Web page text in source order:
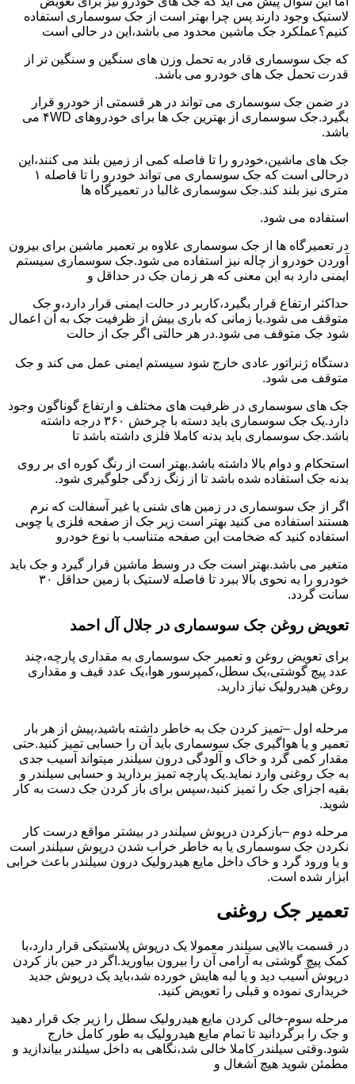
لاستیک وجود دارند پس چرا بهتر است از جک سوسماری استفاده
کنیم؟عملکرد جک ماشین محدود می باشد،این در حالی است
که جک سوسماری قادر به تحمل وزن های سنگین و سنگین تر از
قدرت تحمل جک های خودرو می باشد.
در ضمن جک سوسماری می تواند در هر قسمتی از خودرو قرار
بگیرد.جک سوسماری از بهترین جک ها برای خودروهای ۴WD می
باشد.
جک های ماشین،خودرو را تا فاصله کمی از زمین بلند می کنند،این
درحالی است که جک سوسماری می تواند خودرو را تا فاصله ۱
متری نیز بلند کند.جک سوسماری غالبا در تعمیرگاه ها
استفاده می شود.
در تعمیرگاه ها از جک سوسماری علاوه بر تعمیر ماشین برای بیرون
آوردن خودرو از چاله نیز استفاده می شود.جک سوسماری سیستم
ایمنی دارد به این معنی که هر زمان جک در حداقل و
حداکثر ارتفاع قرار بگیرد،کاربر در حالت ایمنی قرار دارد،و جک
متوقف می شود.یا زمانی که باری بیش از ظرفیت جک به آن اعمال
شود جک متوقف می شود.در هر حالتی اگر جک از حالت
دستگاه ژنراتور عادی خارج شود سیستم ایمنی عمل می کند و جک
متوقف می شود.
جک های سوسماری در ظرفیت های مختلف و ارتفاع گوناگون وجود
دارد.یک جک سوسماری باید دسته با چرخش ۳۶۰ درجه داشته
باشد.جک سوسماری باید بدنه کاملا فلزی داشته باشد تا
استحکام و دوام بالا داشته باشد.بهتر است از رنگ کوره ای بر روی
بدنه جک استفاده شده باشد تا از زنگ زدگی جلوگیری شود.
اگر از جک سوسماری در زمین های شنی یا غیر آسفالت که نرم
هستند استفاده می کنید بهتر است زیر جک از صفحه فلزی یا چوبی
استفاده کنید که ضخامت این صفحه متناسب با نوع خودرو
متغیر می باشد.بهتر است جک در وسط ماشین قرار گیرد و جک باید
خودرو را به نحوی بالا ببرد تا فاصله لاستیک با زمین حداقل ۳۰
سانت گردد.
تعویض روغن جک سوسماری در جلال آل احمد
برای تعویض روغن و تعمیر جک سوسماری به مقداری پارچه،چند
عدد پیچ گوشتی،یک سطل،کمپرسور هوا،یک عدد قیف و مقداری
روغن هیدرولیک نیاز دارید.
مرحله اول –تمیز کردن جک به خاطر داشته باشید،پیش از هر بار
تعمیر و یا هواگیری جک سوسماری باید آن را حسابی تمیز کنید.حتی
مقدار کمی گرد و خاک و آلودگی درون سیلندر میتواند آسیب جدی
به جک روغنی وارد نماید.یک پارچه تمیز بردارید و حسابی سیلندر و
بقیه اجزای جک را تمیز کنید،سپس برای باز کردن جک دست به کار
شوید.
مرحله دوم –بازکردن درپوش سیلندر در بیشتر مواقع درست کار
نکردن جک سوسماری یا به خاطر خراب شدن درپوش سیلندر است
و یا ورود گرد و خاک داخل مایع هیدرولیک درون سیلندر باعث خرابی
ابزار شده است.
تعمیر جک روغنی
در قسمت بالایی سیلندر معمولا یک درپوش پلاستیکی قرار دارد،با
کمک پیچ گوشتی به آرامی آن را بیرون بیاورید.اگر در حین باز کردن
درپوش آسیب دید و یا لبه هایش خورده شد،باید یک درپوش جدید
خریداری نموده و قبلی را تعویض کنید.
مرحله سوم-خالی کردن مایع هیدرولیک سطل را زیر جک قرار دهید
و جک را برگردانید تا تمام مایع هیدرولیک به طور کامل خارج
شود.وقتی سیلندر کاملا خالی شد،نگاهی به داخل سیلندر بیاندازید و
مطمئن شوید هیچ آشغال و